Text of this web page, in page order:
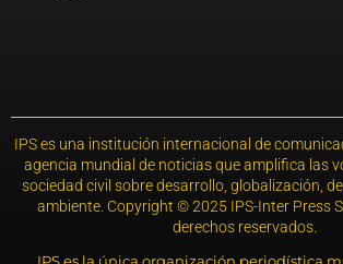
IPS es una institución internacional de
agencia mundial de noticias que amplifica las
sociedad civil sobre desarrollo, globalización,
ambiente. Copyright © 2025 IPS-Inter Press
derechos reservados.
IPS es la única organización periodística